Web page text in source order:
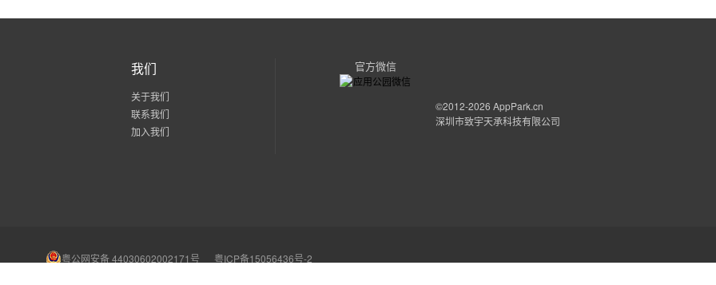
我们
关于我们
联系我们
加入我们
官方微信
©2012-2026 AppPark.cn
深圳市致宇天承科技有限公司
粤公网安备 44030602002171号 粤ICP备15056436号-2